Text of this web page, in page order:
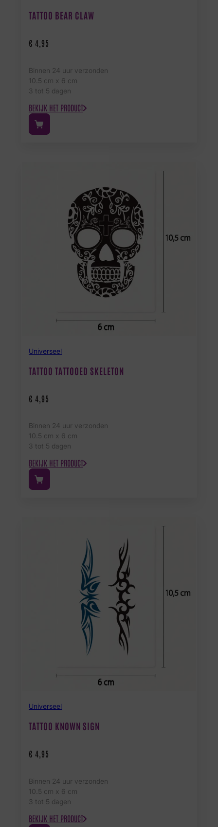
TATTOO BEAR CLAW
€ 4,95
Binnen 24 uur verzonden
10.5 cm x 6 cm
3 tot 5 dagen
BEKIJK HET PRODUCT
Universeel
TATTOO TATTOOED SKELETON
€ 4,95
Binnen 24 uur verzonden
10.5 cm x 6 cm
3 tot 5 dagen
BEKIJK HET PRODUCT
Universeel
TATTOO KNOWN SIGN
€ 4,95
Binnen 24 uur verzonden
10.5 cm x 6 cm
3 tot 5 dagen
BEKIJK HET PRODUCT